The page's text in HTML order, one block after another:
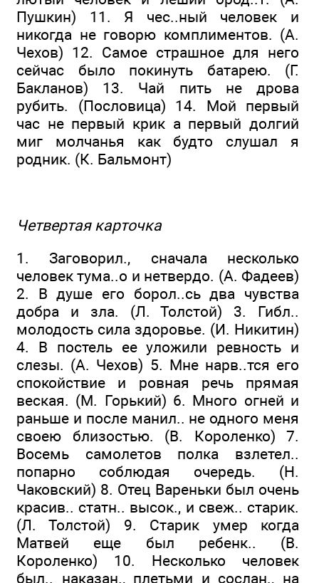
Пушкин) 11. Я чес..ный человек и
никогда не говорю комплиментов. (А.
Чехов) 12. Самое страшное для него
сейчас было покинуть батарею. (Г.
Бакланов) 13. Чай пить не дрова
рубить. (Пословица) 14. Мой первый
час не первый крик а первый долгий
миг молчанья как будто слушал я
родник. (К. Бальмонт)
Четвертая карточка
1. Заговорил., сначала несколько
человек тума..о и нетвердо. (А. Фадеев)
2. В душе его борол..сь два чувства
добра и зла. (Л. Толстой) 3. Гибл..
молодость сила здоровье. (И. Никитин)
4. В постель ее уложили ревность и
слезы. (А. Чехов) 5. Мне нарв..тся его
спокойствие и ровная речь прямая
веская. (М. Горький) 6. Много огней и
раньше и после манил.. не одного меня
своею близостью. (В. Короленко) 7.
Восемь самолетов полка взлетел..
попарно соблюдая очередь. (Н.
Чаковский) 8. Отец Вареньки был очень
красив.. статн.. высок., и свеж.. старик.
(Л. Толстой) 9. Старик умер когда
Матвей еще был ребенк.. (В.
Короленко) 10. Несколько человек
был.. наказан., плетьми и сослан., на